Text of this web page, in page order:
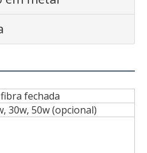
fechada
30w, 50w (opcional)